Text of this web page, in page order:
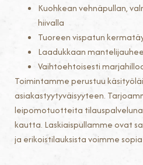
Kuohkean vehnäpullan,
hiivalla
Tuoreen vispatun
Laadukkaan
Vaihtoehtoisesti
Toimintamme perustuu
asiakastyytyväisyyteen.
leipomotuotteita
kautta. Laskiaispullamme ovat
ja erikoistilauksista voimme